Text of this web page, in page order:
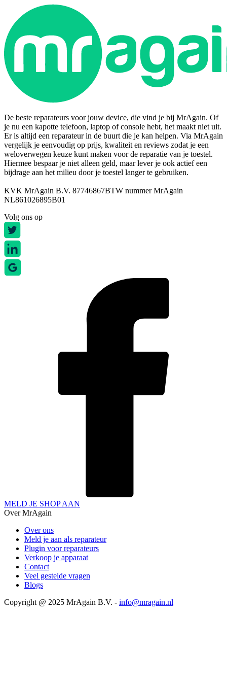
De beste reparateurs voor jouw device, die vind je bij MrAgain. Of
je nu een kapotte telefoon, laptop of console hebt, het maakt niet uit.
Er is altijd een reparateur in de buurt die je kan helpen. Via MrAgain
vergelijk je eenvoudig op prijs, kwaliteit en reviews zodat je een
weloverwegen keuze kunt maken voor de reparatie van je toestel.
Hiermee bespaar je niet alleen geld, maar lever je ook actief een
bijdrage aan het milieu door je toestel langer te gebruiken.
KVK MrAgain B.V. 87746867BTW nummer MrAgain
NL861026895B01
Volg ons op
MELD JE SHOP AAN
Over MrAgain
Over ons
Meld je aan als reparateur
Plugin voor reparateurs
Verkoop je apparaat
Contact
Veel gestelde vragen
Blogs
Copyright @ 2025 MrAgain B.V. - info@mragain.nl